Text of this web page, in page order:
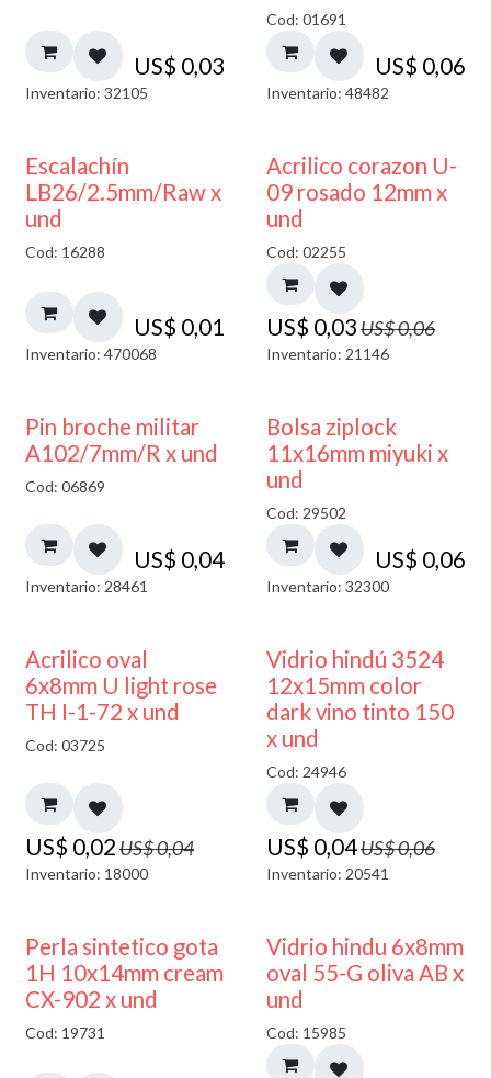
US$ 0,03
Inventario: 32105
Cod: 01691
US$ 0,06
Inventario: 48482
Escalachín
LB26/2.5mm/Raw x
und
Cod: 16288
US$ 0,01
Inventario: 470068
50% DESCUENTO
Acrilico corazon U-
09 rosado 12mm x
und
Cod: 02255
US$ 0,03US$0,06
Inventario: 21146
Pin broche militar
A102/7mm/R x und
Cod: 06869
US$ 0,04
Inventario: 28461
¡NUEVO!
Bolsa ziplock
11x16mm miyuki x
und
Cod: 29502
US$ 0,06
Inventario: 32300
50% DESCUENTO
Acrilico oval
6x8mm U light rose
TH I-1-72 x und
Cod: 03725
US$ 0,02US$0,04
Inventario: 18000
40% DESCUENTO
Vidrio hindú 3524
12x15mm color
dark vino tinto 150
x und
Cod: 24946
US$ 0,04US$0,06
Inventario: 20541
Perla sintetico gota
1H 10x14mm cream
CX-902 x und
Cod: 19731 50% DESCUENTO
Vidrio hindu 6x8mm
oval 55-G oliva AB x
und
Cod: 15985